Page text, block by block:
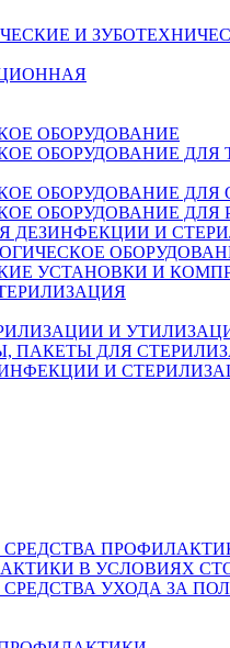
И
ОБОРУДОВАНИЕ
ОБОРУДОВАНИЕ ДЛЯ
ОБОРУДОВАНИЕ ДЛЯ
ОБОРУДОВАНИЕ ДЛЯ
ДЕЗИНФЕКЦИИ И
УСТАНОВКИ И
И
ПАКЕТЫ ДЛЯ
И
В УСЛОВИЯХ
УХОДА ЗА